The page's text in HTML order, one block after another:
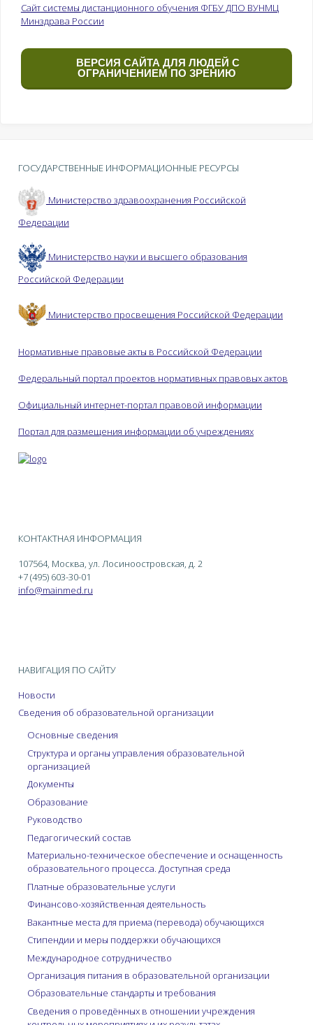
Сайт системы дистанционного обучения ФГБУ ДПО ВУНМЦ
Минздрава России
ВЕРСИЯ САЙТА ДЛЯ ЛЮДЕЙ С
ОГРАНИЧЕНИЕМ ПО ЗРЕНИЮ
ГОСУДАРСТВЕННЫЕ ИНФОРМАЦИОННЫЕ РЕСУРСЫ
Министерство здравоохранения Российской
Федерации
Министерство науки и высшего образования
Российской Федерации
Министерство просвещения Российской Федерации
Нормативные правовые акты в Российской Федерации
Федеральный портал проектов нормативных правовых актов
Официальный интернет-портал правовой информации
Портал для размещения информации об учреждениях
КОНТАКТНАЯ ИНФОРМАЦИЯ
107564, Москва, ул. Лосиноостровская, д. 2
+7 (495) 603-30-01
info@mainmed.ru
НАВИГАЦИЯ ПО САЙТУ
Новости
Сведения об образовательной организации
Основные сведения
Структура и органы управления образовательной
организацией
Документы
Образование
Руководство
Педагогический состав
Материально-техническое обеспечение и оснащенность
образовательного процесса. Доступная среда
Платные образовательные услуги
Финансово-хозяйственная деятельность
Вакантные места для приема (перевода) обучающихся
Стипендии и меры поддержки обучающихся
Международное сотрудничество
Организация питания в образовательной организации
Образовательные стандарты и требования
Сведения о проведённых в отношении учреждения